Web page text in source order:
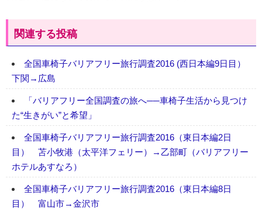
関連する投稿
全国車椅子バリアフリー旅行調査2016 (西日本編9日目）
下関→広島
「バリアフリー全国調査の旅へ──車椅子生活から見つけ
た“生きがい”と希望」
全国車椅子バリアフリー旅行調査2016（東日本編2日
目） 苫小牧港（太平洋フェリー）→乙部町（バリアフリー
ホテルあすなろ）
全国車椅子バリアフリー旅行調査2016（東日本編8日
目） 富山市→金沢市